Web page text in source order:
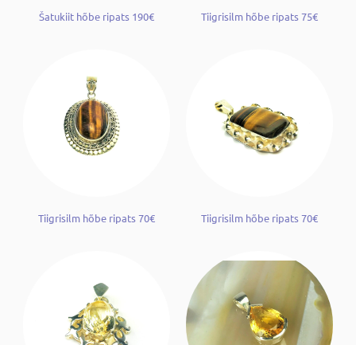
Šatukiit hõbe ripats 190€ Tiigrisilm hõbe ripats 75€
Tiigrisilm hõbe ripats 70€ Tiigrisilm hõbe ripats 70€